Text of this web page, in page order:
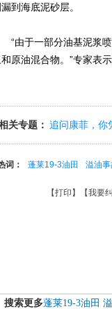
到海底泥砂层。
由于一部分油基泥浆喷
和原油混合物。”专家表
关专题： 追问康菲，你
词： 蓬莱19-3油田 溢油
【打印 】【我要
搜索更多蓬莱19-3油田